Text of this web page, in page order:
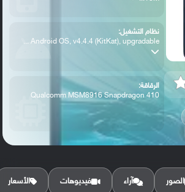
نظام التشغيل:
Android OS, v4.4.4 (KitKat), upgradable ...
الرقاقة:
Qualcomm MSM8916 Snapdragon 410
الرام / التخزين:
الصور آراء فيديوهات الأسعار